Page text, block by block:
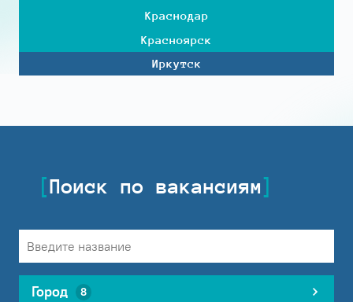
Краснодар
Красноярск
Иркутск
Поиск по вакансиям
Город 8